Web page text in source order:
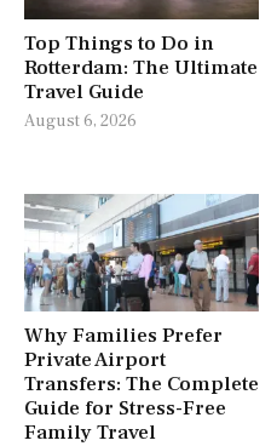
Top Things to Do in
Rotterdam: The Ultimate
Travel Guide
August 6, 2026
Why Families Prefer
Private Airport
Transfers: The Complete
Guide for Stress-Free
Family Travel